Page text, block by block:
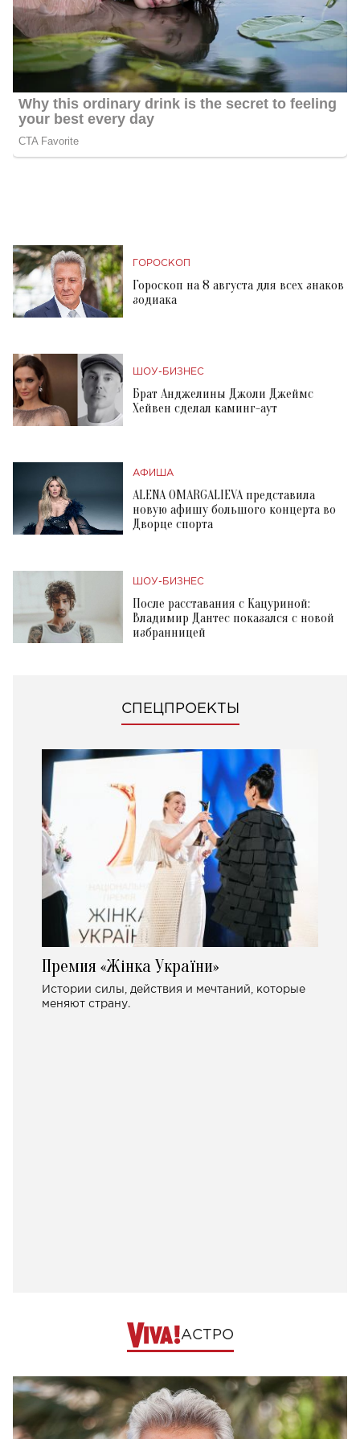
ГОРОСКОП
Гороскоп на 8 августа для всех знаков
зодиака
ШОУ-БИЗНЕС
Брат Анджелины Джоли Джеймс
Хейвен сделал каминг-аут
АФИША
ALENA OMARGALIEVA представила
новую афишу большого концерта во
Дворце спорта
ШОУ-БИЗНЕС
После расставания с Кацуриной:
Владимир Дантес показался с новой
избранницей
СПЕЦПРОЕКТЫ
Премия «Жінка України»
Истории силы, действия и мечтаний, которые
меняют страну.
АСТРО